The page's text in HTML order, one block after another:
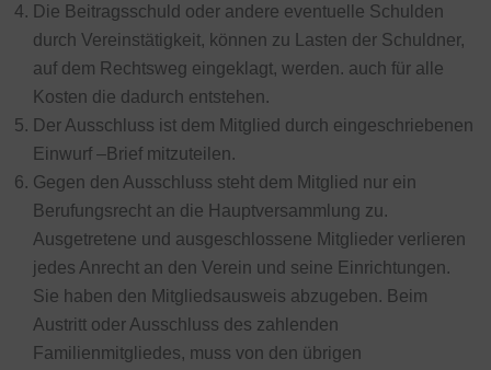
Die Beitragsschuld oder andere eventuelle Schulden
durch Vereinstätigkeit, können zu Lasten der Schuldner,
auf dem Rechtsweg eingeklagt, werden. auch für alle
Kosten die dadurch entstehen.
Der Ausschluss ist dem Mitglied durch eingeschriebenen
Einwurf –Brief mitzuteilen.
Gegen den Ausschluss steht dem Mitglied nur ein
Berufungsrecht an die Hauptversammlung zu.
Ausgetretene und ausgeschlossene Mitglieder verlieren
jedes Anrecht an den Verein und seine Einrichtungen.
Sie haben den Mitgliedsausweis abzugeben. Beim
Austritt oder Ausschluss des zahlenden
Familienmitgliedes, muss von den übrigen